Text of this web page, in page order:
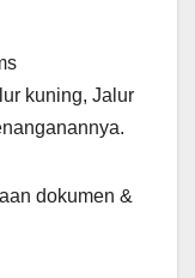
kuning, Jalur
dokumen &